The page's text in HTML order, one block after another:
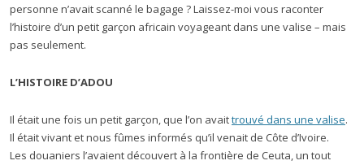
personne n’avait scanné le bagage ? Laissez-moi vous raconter
l’histoire d’un petit garçon africain voyageant dans une valise – mais
pas seulement.
L’HISTOIRE D’ADOU
Il était une fois un petit garçon, que l’on avaittrouvé dans une valise.
Il était vivant et nous fûmes informés qu’il venait de Côte d’Ivoire.
Les douaniers l’avaient découvert à la frontière de Ceuta, un tout